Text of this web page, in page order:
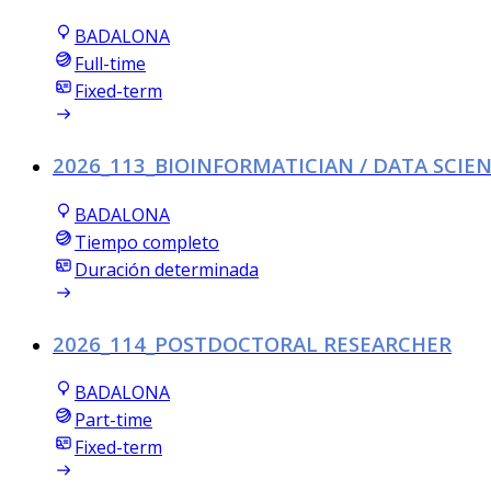
BADALONA
Full-time
Fixed-term
2026_113_BIOINFORMATICIAN / DATA
BADALONA
Tiempo completo
Duración determinada
2026_114_POSTDOCTORAL RESEARCHER
BADALONA
Part-time
Fixed-term